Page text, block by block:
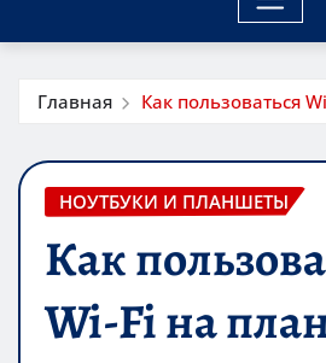
Главная Как пользоваться
НОУТБУКИ И ПЛАНШЕТЫ
Как
Wi-Fi на